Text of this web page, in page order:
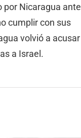
por Nicaragua ante
cumplir con sus
volvió a acusar
a Israel.